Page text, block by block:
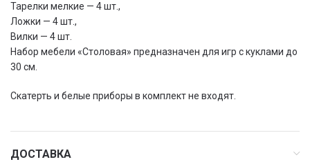
Тарелки мелкие — 4 шт.,
Ложки — 4 шт.,
Вилки — 4 шт.
Набор мебели «Столовая» предназначен для игр с куклами до
30 см.
Скатерть и белые приборы в комплект не входят.
ДОСТАВКА